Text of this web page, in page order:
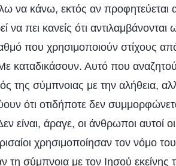
να κάνω, εκτός αν προφητεύεται
πει κανείς ότι αντιλαμβάνονται
που χρησιμοποιούν στίχους
καταδικάσουν. Αυτό που
της σύμπνοιας με την αλήθεια,
ότι οτιδήποτε δεν
είναι, άραγε, οι άνθρωποι αυτοί
χρησιμοποίησαν τον νόμο
τη σύμπνοια με τον Ιησού εκείνης